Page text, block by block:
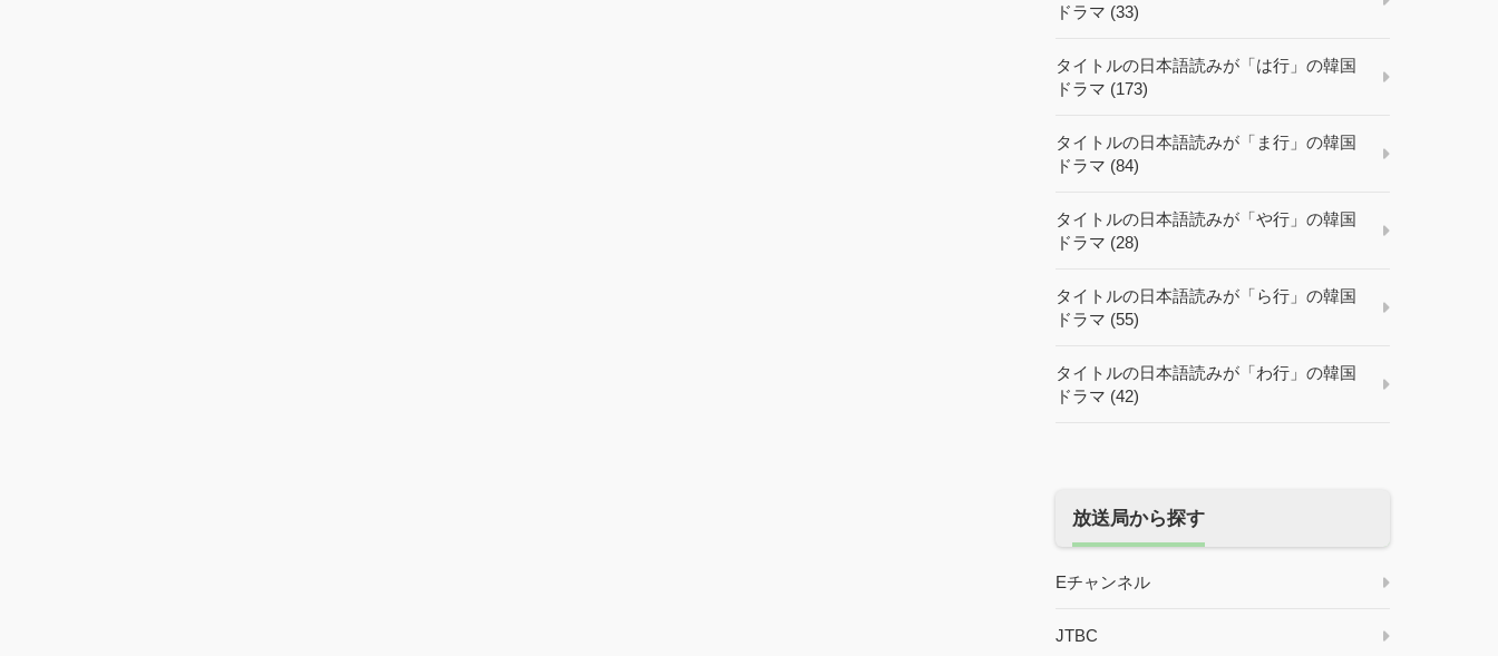
ドラマ (33)
タイトルの日本語読みが「は行」の韓国
ドラマ (173)
タイトルの日本語読みが「ま行」の韓国
ドラマ (84)
タイトルの日本語読みが「や行」の韓国
ドラマ (28)
タイトルの日本語読みが「ら行」の韓国
ドラマ (55)
タイトルの日本語読みが「わ行」の韓国
ドラマ (42)
放送局から探す
Eチャンネル
JTBC